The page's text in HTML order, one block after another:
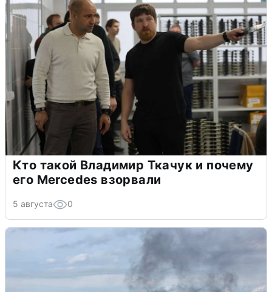
Кто такой Владимир Ткачук и почему
его Mercedes взорвали
5 августа 0